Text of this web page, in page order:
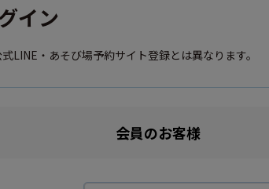
イン
式LINE・あそび場予約サイト登録とは異なります。
会員のお客様